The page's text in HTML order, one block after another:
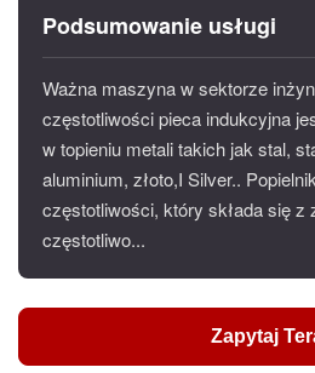
Podsumowanie usługi
Ważna maszyna w sektorze
częstotliwości pieca indukcyjna
w topieniu metali takich jak stal,
aluminium, złoto,I Silver..
częstotliwości, który składa się z
częstotliwo...
Zapytaj